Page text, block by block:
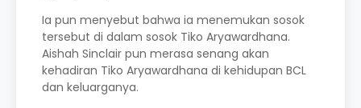
Ia pun menyebut bahwa ia menemukan sosok
tersebut di dalam sosok Tiko Aryawardhana.
Aishah Sinclair pun merasa senang akan
kehadiran Tiko Aryawardhana di kehidupan BCL
dan keluarganya.